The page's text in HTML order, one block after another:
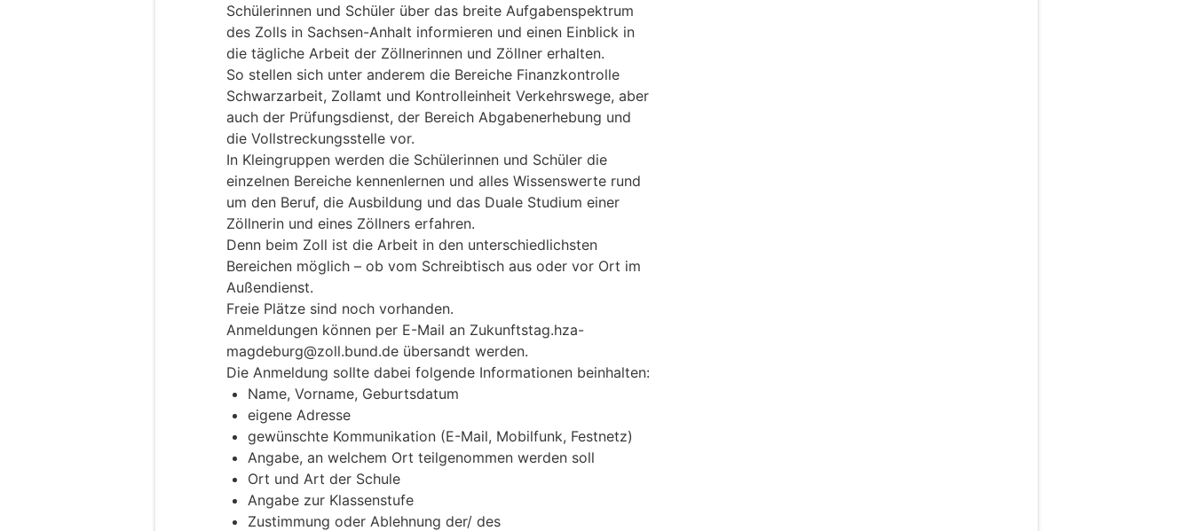
Schülerinnen und Schüler über das breite Aufgabenspektrum
des Zolls in Sachsen-Anhalt informieren und einen Einblick in
die tägliche Arbeit der Zöllnerinnen und Zöllner erhalten.
So stellen sich unter anderem die Bereiche Finanzkontrolle
Schwarzarbeit, Zollamt und Kontrolleinheit Verkehrswege, aber
auch der Prüfungsdienst, der Bereich Abgabenerhebung und
die Vollstreckungsstelle vor.
In Kleingruppen werden die Schülerinnen und Schüler die
einzelnen Bereiche kennenlernen und alles Wissenswerte rund
um den Beruf, die Ausbildung und das Duale Studium einer
Zöllnerin und eines Zöllners erfahren.
Denn beim Zoll ist die Arbeit in den unterschiedlichsten
Bereichen möglich – ob vom Schreibtisch aus oder vor Ort im
Außendienst.
Freie Plätze sind noch vorhanden.
Anmeldungen können per E-Mail an Zukunftstag.hza-
magdeburg@zoll.bund.de übersandt werden.
Die Anmeldung sollte dabei folgende Informationen beinhalten:
Name, Vorname, Geburtsdatum
eigene Adresse
gewünschte Kommunikation (E-Mail, Mobilfunk, Festnetz)
Angabe, an welchem Ort teilgenommen werden soll
Ort und Art der Schule
Angabe zur Klassenstufe
Zustimmung oder Ablehnung der/ des